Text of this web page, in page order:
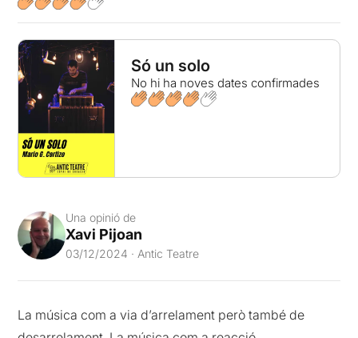
Só un solo
No hi ha noves dates confirmades
Una opinió de
Xavi Pijoan
03/12/2024 · Antic Teatre
La música com a via d’arrelament però també de